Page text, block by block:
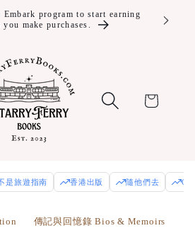
program to start earning
you make purchases.
Cart
是旅遊指南 香港出版 隨他們去
傳記與回憶錄 Bios & Memoirs